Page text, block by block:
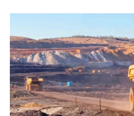
Plaza Logística
Plaza Logística
Parque Industrial Morteros
Parque Industrial Uriburu Oeste